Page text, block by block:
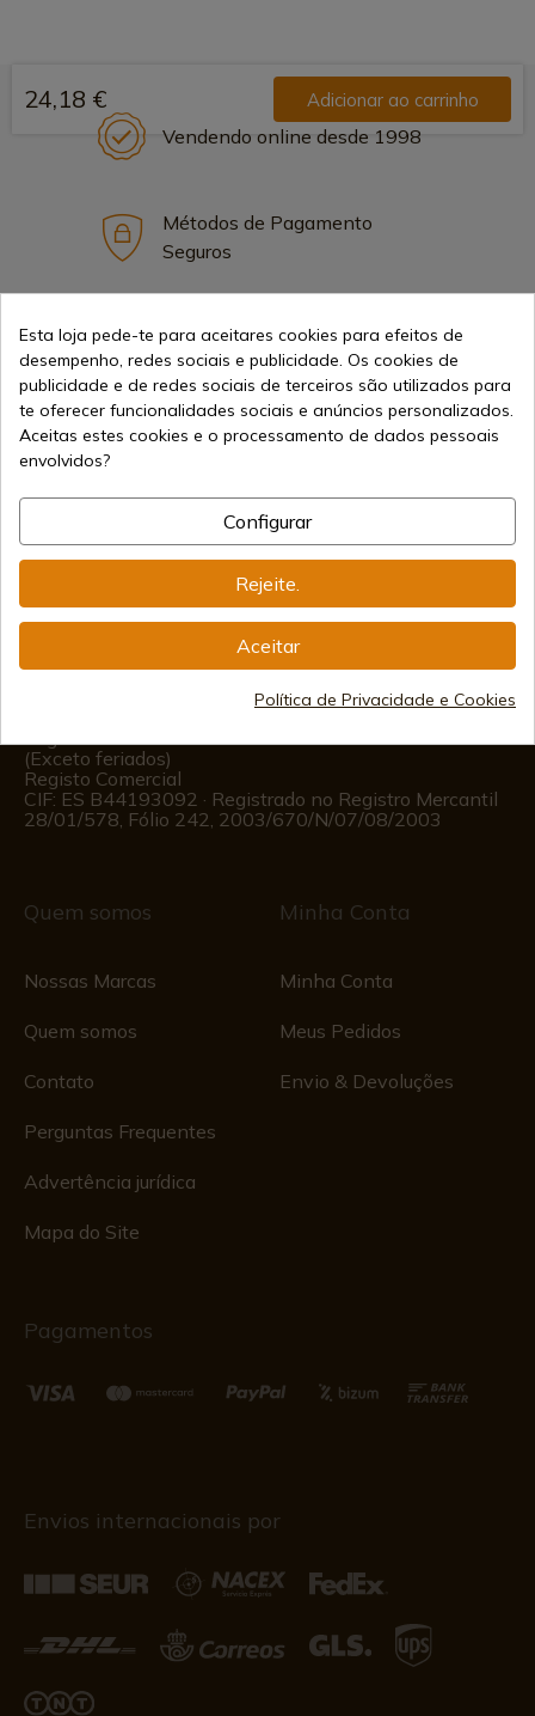
24,18 € Adicionar ao carrinho
Vendendo online desde 1998
Métodos de Pagamento
Seguros
Frete Internacional
Informação
info@aceros-de-hispania.com
(+34)978 877 088
(+34)676 850 364
Segunda a Sexta das 09:00 às 15:00
(Exceto feriados)
Registo Comercial
CIF: ES B44193092 · Registrado no Registro Mercantil
28/01/578, Fólio 242, 2003/670/N/07/08/2003
Quem somos
Nossas Marcas
Quem somos
Contato
Perguntas Frequentes
Advertência jurídica
Mapa do Site
Minha Conta
Minha Conta
Meus Pedidos
Envio & Devoluções
Pagamentos
Envios internacionais por
Esta loja pede-te para aceitares cookies para efeitos de
desempenho, redes sociais e publicidade. Os cookies de
publicidade e de redes sociais de terceiros são utilizados para
te oferecer funcionalidades sociais e anúncios personalizados.
Aceitas estes cookies e o processamento de dados pessoais
envolvidos?
Configurar
Rejeite.
Aceitar
Política de Privacidade e Cookies